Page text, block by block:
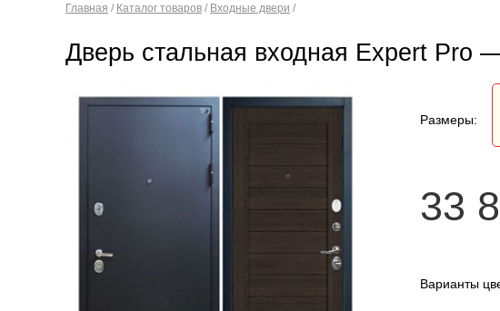
Главная / Каталог товаров / Входные двери /
Дверь стальная входная Expert Pro
Размеры:
33
Варианты